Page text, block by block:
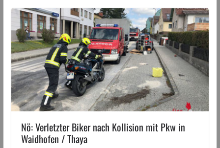
Nö: Verletzter Biker nach Kollision mit Pkw in
Waidhofen / Thaya